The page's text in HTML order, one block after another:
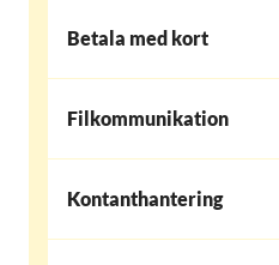
Betala med kort
Filkommunikation
Kontanthantering